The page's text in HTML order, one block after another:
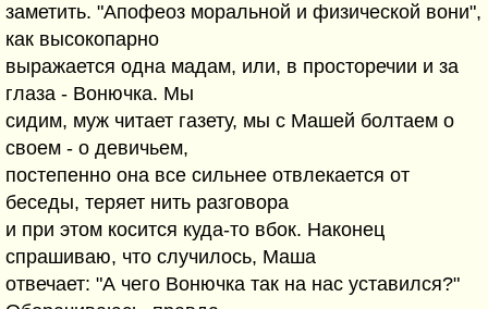
заметить. "Апофеоз моральной и физической вони",
как высокопарно
выражается одна мадам, или, в просторечии и за
глаза - Вонючка. Мы
сидим, муж читает газету, мы с Машей болтаем о
своем - о девичьем,
постепенно она все сильнее отвлекается от
беседы, теряет нить разговора
и при этом косится куда-то вбок. Наконец
спрашиваю, что случилось, Маша
отвечает: "А чего Вонючка так на нас уставился?"